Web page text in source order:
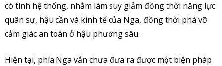
có tính hệ thống, nhằm làm suy giảm đồng thời năng lực
quân sự, hậu cần và kinh tế của Nga, đồng thời phá vỡ
cảm giác an toàn ở hậu phương sâu.
Hiện tại, phía Nga vẫn chưa đưa ra được một biện pháp